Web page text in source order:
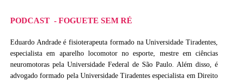
PODCAST - FOGUETE SEM RÉ
Eduardo Andrade é fisioterapeuta formado na Universidade Tiradentes,
especialista em aparelho locomotor no esporte, mestre em ciências
neuromotoras pela Universidade Federal de São Paulo. Além disso, é
advogado formado pela Universidade Tiradentes especialista em Direito